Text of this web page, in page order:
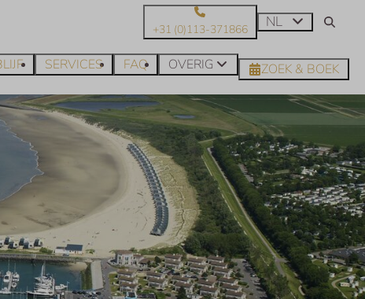
+31 (0)113-371866 NL
SERVICES FAQ OVERIG ZOEK & BOEK